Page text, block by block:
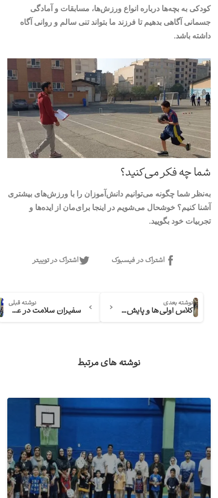
کودکی به بچه‌ها درباره انواع ورزش‌ها، مسابقات و آمادگی
جسمانی آگاهی بدهیم تا فرزند ما بتواند تنی سالم و روانی آگاه
داشته باشد.
شما چه فکر می‌کنید؟
به‌نظر شما چگونه می‌توانیم دانش‌آموزان را با ورزش‌های بیشتری
آشنا کنیم؟ خوشحال می‌شویم در اینجا برای‌مان از ایده‌ها و
تجربیات خود بگویید.
اشتراک در فیسبوک اشتراک در توییتر
نوشته قبلی
سفیران سلامت در عدل
نوشته بعدی
کلاس اولی‌ها و پایش سلامت
نوشته های مرتبط